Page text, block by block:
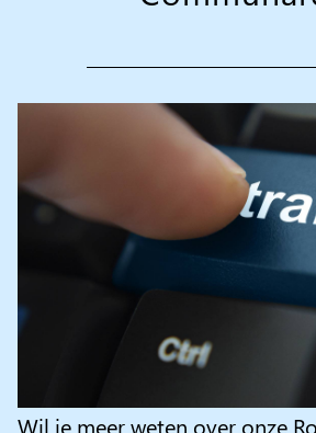
Wil je meer weten over onze